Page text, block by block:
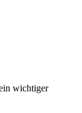
wichtiger